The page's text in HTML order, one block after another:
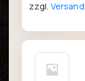
zzgl.